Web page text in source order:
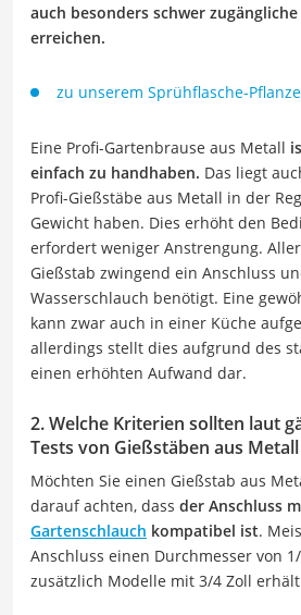
auch besonders schwer
erreichen.
zu unserem Sprühflasche-
Eine Profi-Gartenbrause aus Metall
einfach zu handhaben. Das liegt
Profi-Gießstäbe aus Metall in der
Gewicht haben. Dies erhöht den
erfordert weniger Anstrengung.
Gießstab zwingend ein Anschluss
Wasserschlauch benötigt. Eine
kann zwar auch in einer Küche
allerdings stellt dies aufgrund des
einen erhöhten Aufwand dar.
2. Welche Kriterien sollten laut
Tests von Gießstäben aus
Möchten Sie einen Gießstab aus
darauf achten, dass der Anschluss
Gartenschlauch kompatibel ist.
Anschluss einen Durchmesser von
zusätzlich Modelle mit 3/4 Zoll